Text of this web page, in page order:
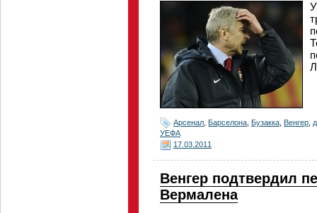
Арсенал Барселона Бузакка Венгер
УЕФА
17.03.2011
Венгер подтвердил
Вермалена